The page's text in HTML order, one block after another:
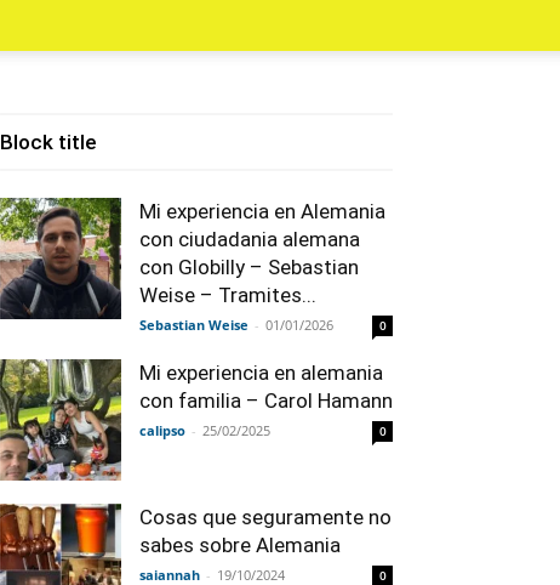
Block title
Mi experiencia en Alemania
con ciudadania alemana
con Globilly – Sebastian
Weise – Tramites...
Sebastian Weise - 01/01/2026 0
Mi experiencia en alemania
con familia – Carol Hamann
calipso - 25/02/2025 0
Cosas que seguramente no
sabes sobre Alemania
saiannah - 19/10/2024 0